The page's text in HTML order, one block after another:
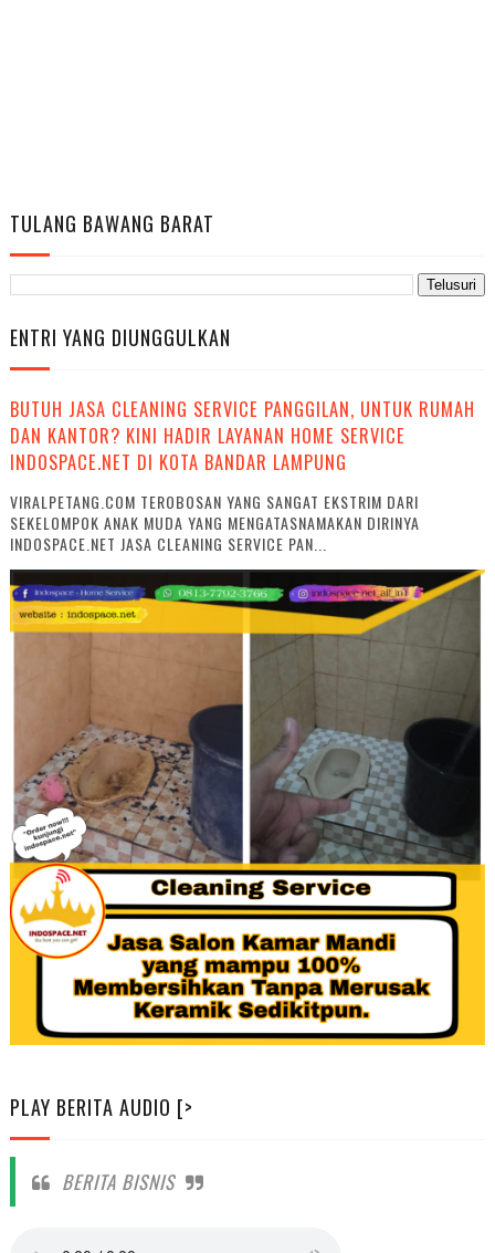
TULANG BAWANG BARAT
ENTRI YANG DIUNGGULKAN
BUTUH JASA CLEANING SERVICE PANGGILAN, UNTUK RUMAH
DAN KANTOR? KINI HADIR LAYANAN HOME SERVICE
INDOSPACE.NET DI KOTA BANDAR LAMPUNG
VIRALPETANG.COM TEROBOSAN YANG SANGAT EKSTRIM DARI
SEKELOMPOK ANAK MUDA YANG MENGATASNAMAKAN DIRINYA
INDOSPACE.NET JASA CLEANING SERVICE PAN...
PLAY BERITA AUDIO [>
BERITA BISNIS